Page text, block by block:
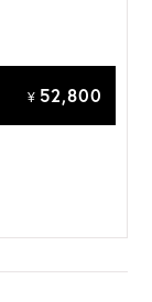
¥ 52,800